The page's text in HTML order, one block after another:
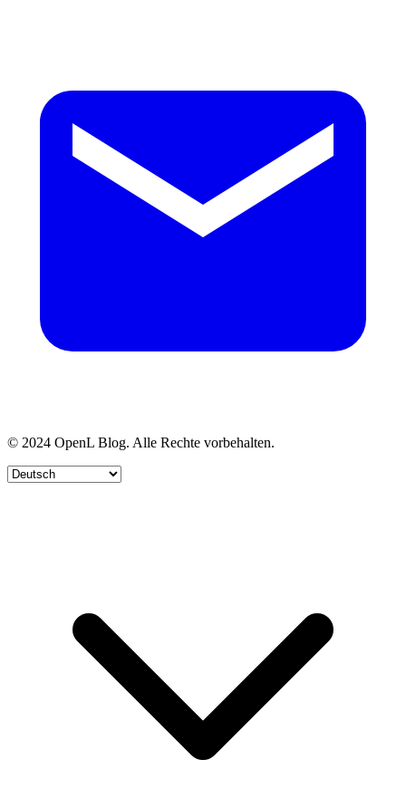
© 2024 OpenL Blog. Alle Rechte vorbehalten.